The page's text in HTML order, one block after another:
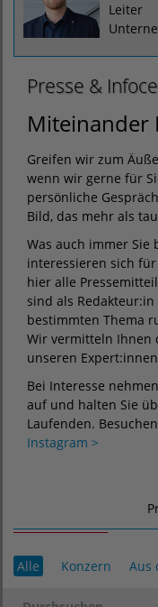
Leiter
Presse &
Miteinander
Greifen wir zum
wenn wir gerne für
persönliche
Bild, das mehr als
Was auch immer Sie
interessieren sich
hier alle
sind als
bestimmten Thema
Wir vermitteln Ihnen
unseren
Bei Interesse
auf und halten Sie
Laufenden.
Instagram >
Alle Konzern Aus